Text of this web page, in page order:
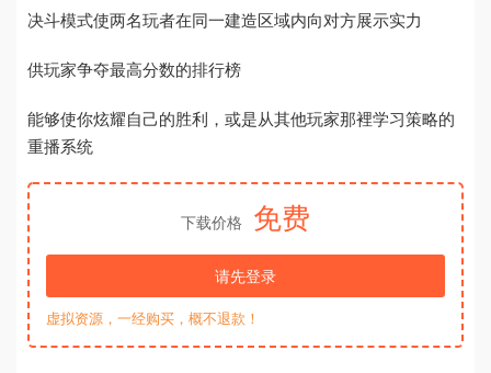
决斗模式使两名玩者在同一建造区域内向对方展示实力
供玩家争夺最高分数的排行榜
能够使你炫耀自己的胜利，或是从其他玩家那裡学习策略的
重播系统
下载价格 免费
请先登录
虚拟资源，一经购买，概不退款！